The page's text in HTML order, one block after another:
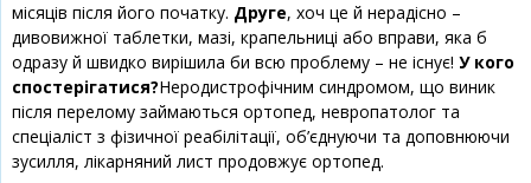
місяців після його початку. Друге, хоч це й нерадісно –
дивовижної таблетки, мазі, крапельниці або вправи, яка б
одразу й швидко вирішила би всю проблему – не існує! У кого
спостерігатися?Неродистрофічним синдромом, що виник
після перелому займаються ортопед, невропатолог та
спеціаліст з фізичної реабілітації, об’єднуючи та доповнюючи
зусилля, лікарняний лист продовжує ортопед.